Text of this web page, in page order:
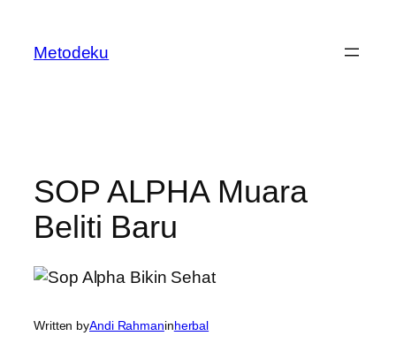
content
Metodeku
SOP ALPHA Muara
Beliti Baru
Written byAndi Rahmaninherbal